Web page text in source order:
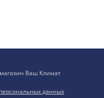
Ваш Климат
данных